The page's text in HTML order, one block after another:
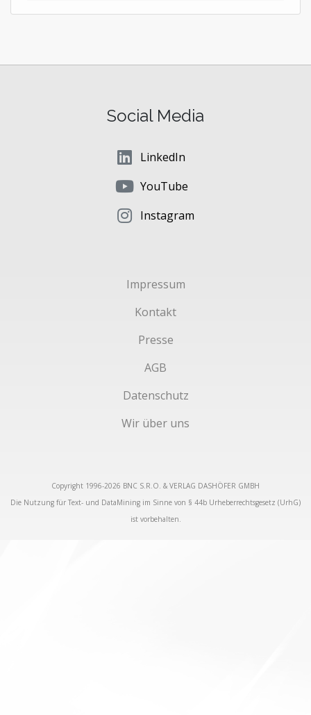
Social Media
LinkedIn
YouTube
Instagram
Impressum
Kontakt
Presse
AGB
Datenschutz
Wir über uns
Copyright 1996-2026 BNC S.R.O. & VERLAG DASHÖFER GMBH
Die Nutzung für Text- und DataMining im Sinne von § 44b Urheberrechtsgesetz (UrhG)
ist vorbehalten.